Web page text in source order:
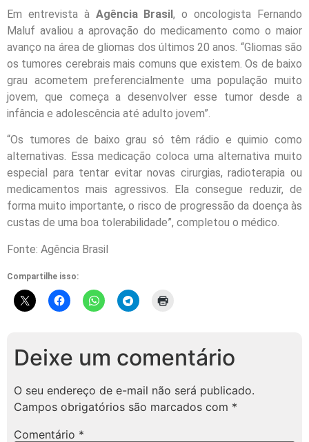
Em entrevista à Agência Brasil, o oncologista Fernando
Maluf avaliou a aprovação do medicamento como o maior
avanço na área de gliomas dos últimos 20 anos. “Gliomas são
os tumores cerebrais mais comuns que existem. Os de baixo
grau acometem preferencialmente uma população muito
jovem, que começa a desenvolver esse tumor desde a
infância e adolescência até adulto jovem”.
“Os tumores de baixo grau só têm rádio e quimio como
alternativas. Essa medicação coloca uma alternativa muito
especial para tentar evitar novas cirurgias, radioterapia ou
medicamentos mais agressivos. Ela consegue reduzir, de
forma muito importante, o risco de progressão da doença às
custas de uma boa tolerabilidade”, completou o médico.
Fonte: Agência Brasil
Compartilhe isso:
Deixe um comentário
O seu endereço de e-mail não será publicado.
Campos obrigatórios são marcados com *
Comentário *